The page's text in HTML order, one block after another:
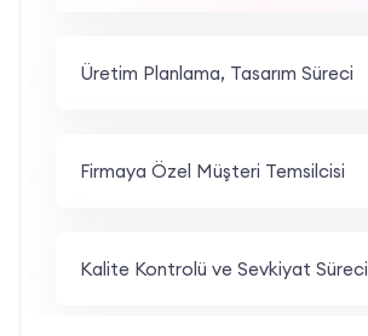
Üretim Planlama, Tasarım Süreci
Firmaya Özel Müşteri Temsilcisi
Kalite Kontrolü ve Sevkiyat Süreci